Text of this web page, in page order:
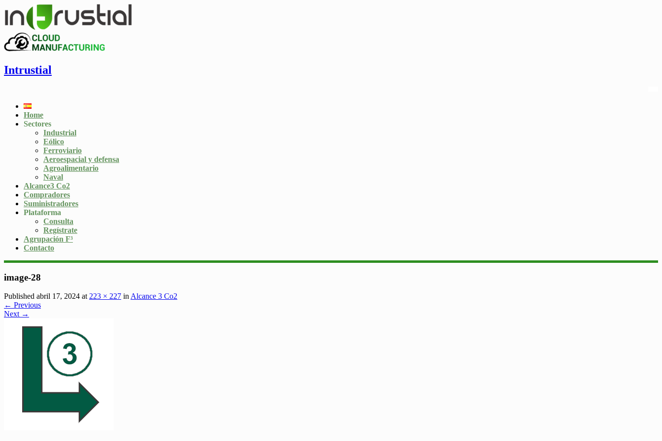
Intrustial
Home
Sectores
Industrial
Eólico
Ferroviario
Aeroespacial y defensa
Agroalimentario
Naval
Alcance3 Co2
Compradores
Suministradores
Plataforma
Consulta
Regístrate
Agrupación F³
Contacto
image-28
Published abril 17, 2024 at 223 × 227 in Alcance 3 Co2
← Previous
Next →